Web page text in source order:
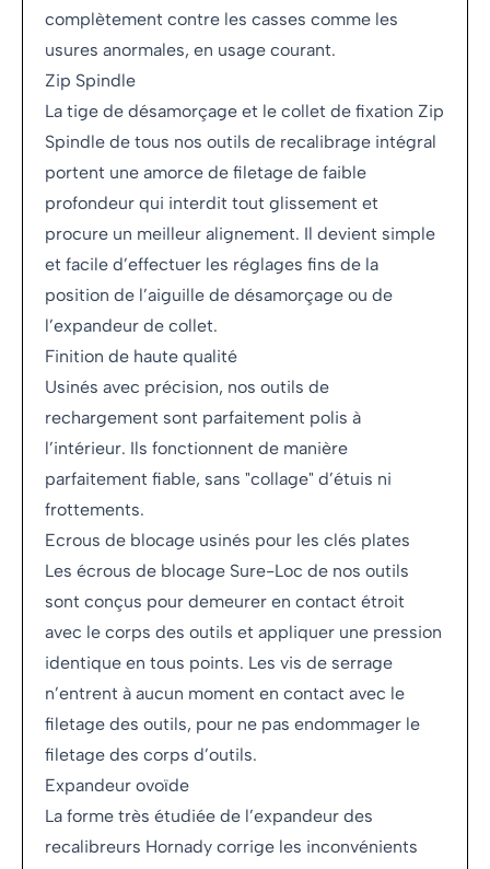
complètement contre les casses comme les
usures anormales, en usage courant.
Zip Spindle
La tige de désamorçage et le collet de fixation Zip
Spindle de tous nos outils de recalibrage intégral
portent une amorce de filetage de faible
profondeur qui interdit tout glissement et
procure un meilleur alignement. Il devient simple
et facile d’effectuer les réglages fins de la
position de l’aiguille de désamorçage ou de
l’expandeur de collet.
Finition de haute qualité
Usinés avec précision, nos outils de
rechargement sont parfaitement polis à
l’intérieur. Ils fonctionnent de manière
parfaitement fiable, sans "collage" d’étuis ni
frottements.
Ecrous de blocage usinés pour les clés plates
Les écrous de blocage Sure-Loc de nos outils
sont conçus pour demeurer en contact étroit
avec le corps des outils et appliquer une pression
identique en tous points. Les vis de serrage
n’entrent à aucun moment en contact avec le
filetage des outils, pour ne pas endommager le
filetage des corps d’outils.
Expandeur ovoïde
La forme très étudiée de l’expandeur des
recalibreurs Hornady corrige les inconvénients